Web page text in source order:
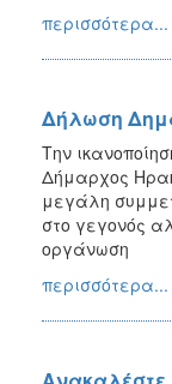
περισσότερα...
Δήλωση
Την
Δήμαρχος
μεγάλη
στο γεγονός
οργάνωση
περισσότερα...